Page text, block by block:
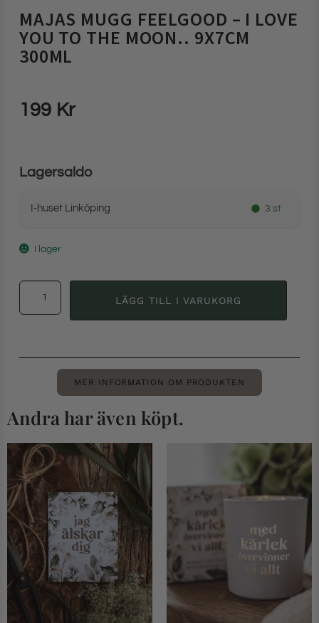
MAJAS MUGG FEELGOOD – I LOVE
YOU TO THE MOON.. 9X7CM
300ML
199 Kr
Lagersaldo
I-huset Linköping 3 st
I lager
LÄGG TILL I VARUKORG
MER INFORMATION OM PRODUKTEN
Andra har även köpt.